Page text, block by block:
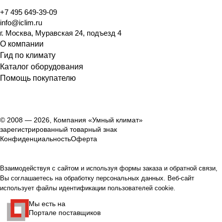
+7 495 649-39-09
info@iclim.ru
г. Москва, Муравская 24, подъезд 4
О компании
Гид по климату
Каталог оборудования
Помощь покупателю
© 2008 — 2026, Компания «Умный климат»
зарегистрированный товарный знак
КонфиденциальностьОферта
Взаимодействуя с сайтом и используя формы заказа и обратной связи,
Вы соглашаетесь на обработку персональных данных. Веб-сайт
использует файлы идентификации пользователей cookie.
Мы есть на
Портале поставщиков